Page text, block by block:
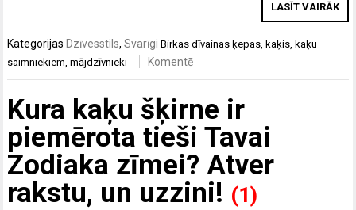
LASĪT VAIRĀK
Kategorijas Dzīvesstils,Svarīgi Birkasdīvainas ķepas, kaķis, kaķu
saimniekiem,mājdzīvnieki Komentē
Kura kaķu šķirne ir
piemērota tieši Tavai
Zodiaka zīmei? Atver
rakstu, un uzzini! (1)